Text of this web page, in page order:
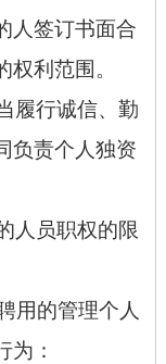
人签订书面合
利范围。
行诚信、勤
负责个人独资
员职权的限
的管理个人
为：